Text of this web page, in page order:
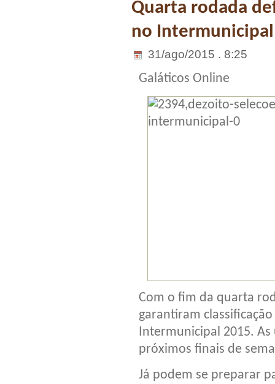
Quarta rodada
no
31/ago/2015 . 8:25
Galáticos Online
Com o fim da quarta
garantiram
Intermunicipal 2015.
próximos finais de
Já podem se preparar